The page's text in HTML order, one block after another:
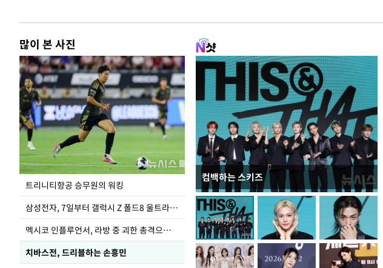
많이 본 사진
트리니티항공 승무원의 워킹
삼성전자, 7일부터 갤럭시 Z 폴드8 울트라·폴드8·플립8 출시
멕시코 인플루언서, 라방 중 괴한 총격으로 사망
치바스전, 드리블하는 손흥민
컴백하는 스키즈
입추 하루 앞둔 전남광주… 열화상 카메라에 담긴
폭염